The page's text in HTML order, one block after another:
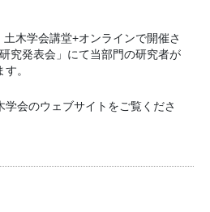
木学会講堂+オンラインで開催さ
究発表会」にて当部門の研究者が
。
会のウェブサイトをご覧くださ